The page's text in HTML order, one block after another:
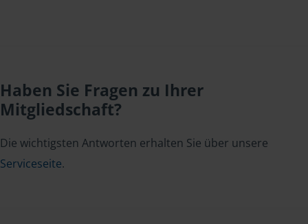
Haben Sie Fragen zu Ihrer
Mitgliedschaft?
Die wichtigsten Antworten erhalten Sie über unsere
Serviceseite.